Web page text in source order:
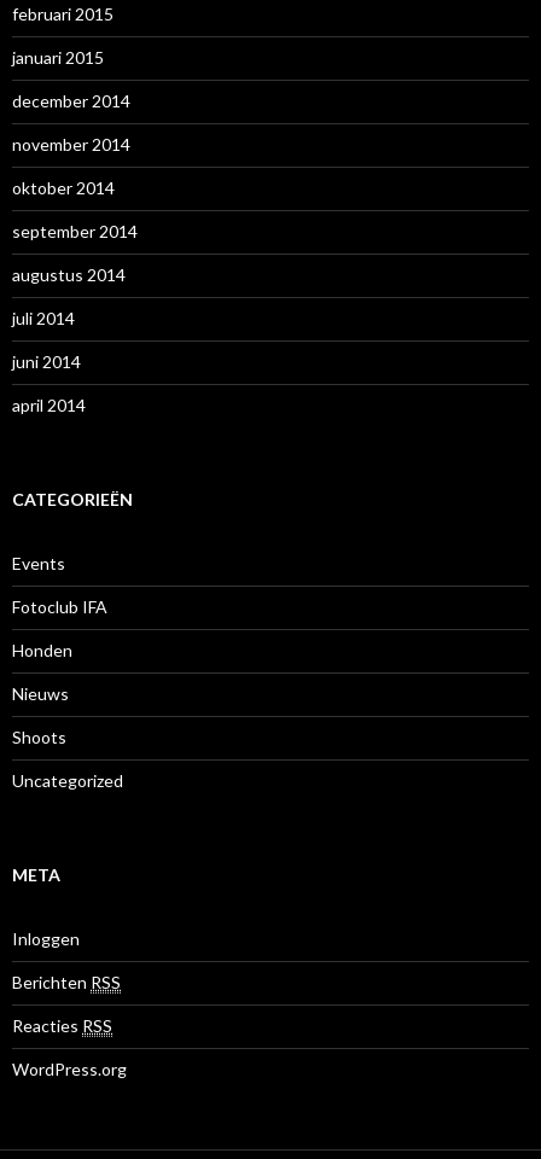
februari 2015
januari 2015
december 2014
november 2014
oktober 2014
september 2014
augustus 2014
juli 2014
juni 2014
april 2014
CATEGORIEËN
Events
Fotoclub IFA
Honden
Nieuws
Shoots
Uncategorized
META
Inloggen
Berichten RSS
Reacties RSS
WordPress.org